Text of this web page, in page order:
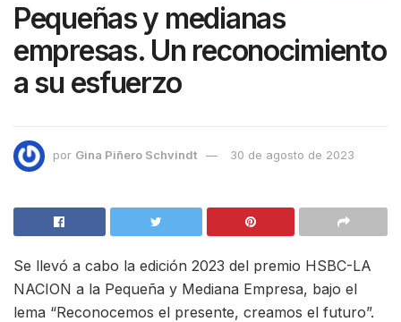
Pequeñas y medianas
empresas. Un reconocimiento
a su esfuerzo
por Gina Piñero Schvindt 30 de agosto de 2023
Se llevó a cabo la edición 2023 del premio HSBC-LA
NACION a la Pequeña y Mediana Empresa, bajo el
lema “Reconocemos el presente, creamos el futuro”.